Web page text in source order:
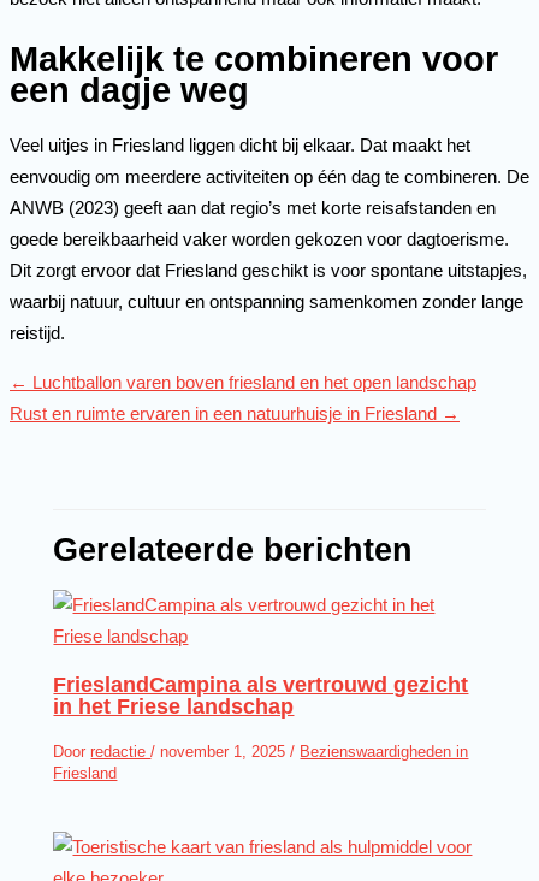
Makkelijk te combineren voor
een dagje weg
Veel uitjes in Friesland liggen dicht bij elkaar. Dat maakt het
eenvoudig om meerdere activiteiten op één dag te combineren. De
ANWB (2023) geeft aan dat regio’s met korte reisafstanden en
goede bereikbaarheid vaker worden gekozen voor dagtoerisme.
Dit zorgt ervoor dat Friesland geschikt is voor spontane uitstapjes,
waarbij natuur, cultuur en ontspanning samenkomen zonder lange
reistijd.
←
Luchtballon varen boven friesland en het open landschap
Rust en ruimte ervaren in een natuurhuisje in Friesland →
Gerelateerde berichten
FrieslandCampina als vertrouwd gezicht
in het Friese landschap
Door redactie/ november 1, 2025/ Bezienswaardigheden in
Friesland